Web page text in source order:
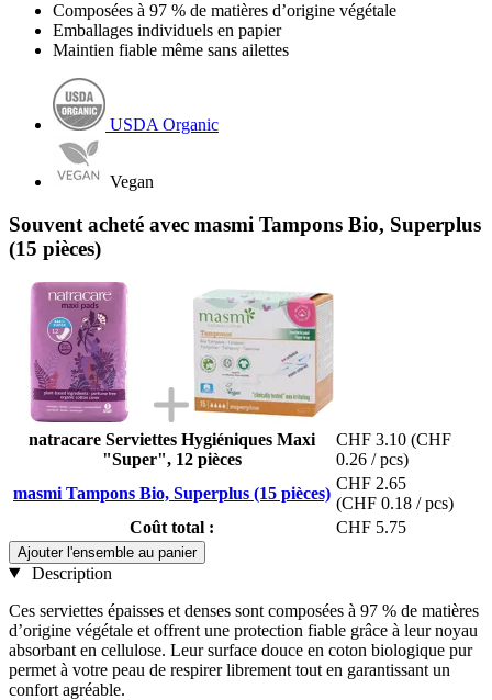
Composées à 97 % de matières d’origine végétale
Emballages individuels en papier
Maintien fiable même sans ailettes
USDA Organic
Vegan
Souvent acheté avec masmi Tampons Bio, Superplus
(15 pièces)
natracare Serviettes Hygiéniques Maxi
"Super", 12 pièces
CHF 3.10 (CHF
0.26 / pcs)
masmi Tampons Bio, Superplus (15 pièces)
CHF 2.65
(CHF 0.18 / pcs)
Coût total :
CHF 5.75
Ajouter l'ensemble au panier
Description
Ces serviettes épaisses et denses sont composées à 97 % de matières
d’origine végétale et offrent une protection fiable grâce à leur noyau
absorbant en cellulose. Leur surface douce en coton biologique pur
permet à votre peau de respirer librement tout en garantissant un
confort agréable.